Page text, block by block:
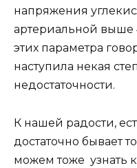
напряжения
артериальной выше
этих параметра
наступила некая
недостаточности.
К нашей радости,
достаточно бывает
можем тоже узнать